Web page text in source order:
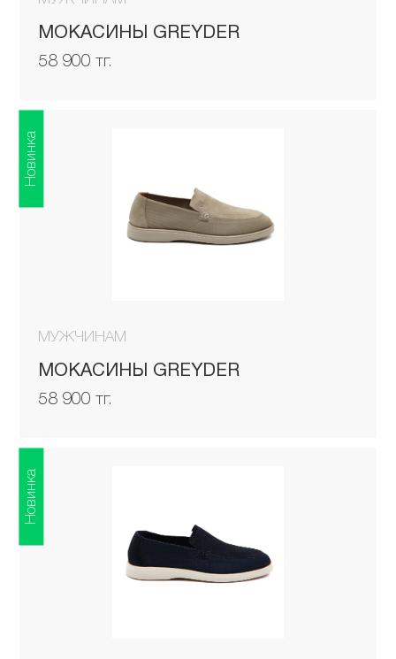
МОКАСИНЫ GREYDER
58 900 тг.
МУЖЧИНАМ
МОКАСИНЫ GREYDER
58 900 тг.
Новинка
Новинка